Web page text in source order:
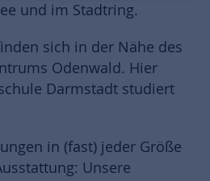
und im Stadtring.
sich in der Nähe des
Odenwald. Hier
Darmstadt studiert
in (fast) jeder Größe
Unsere